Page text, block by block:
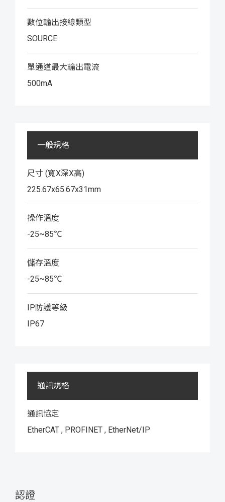
數位輸出接線類型
SOURCE
單通道最大輸出電流
500mA
一般規格
尺寸 (寬X深X高)
225.67x65.67x31mm
操作溫度
-25~85℃
儲存溫度
-25~85℃
IP防護等級
IP67
通訊規格
通訊協定
EtherCAT , PROFINET , EtherNet/IP
認證